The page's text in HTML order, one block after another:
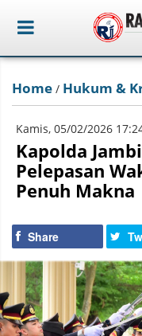
Home / Hukum &
Kamis, 05/02/2026
Kapolda
Pelepasan
Penuh Makna
Share